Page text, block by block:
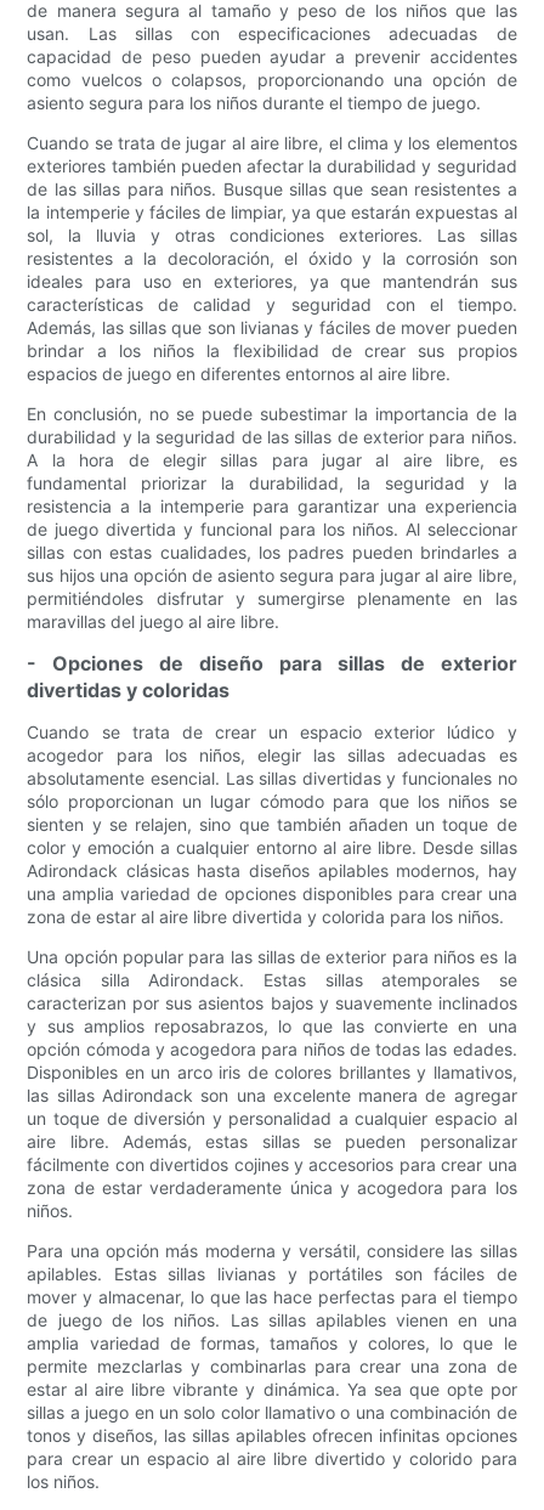
de manera segura al tamaño y peso de los niños que las
usan. Las sillas con especificaciones adecuadas de
capacidad de peso pueden ayudar a prevenir accidentes
como vuelcos o colapsos, proporcionando una opción de
asiento segura para los niños durante el tiempo de juego.
Cuando se trata de jugar al aire libre, el clima y los elementos
exteriores también pueden afectar la durabilidad y seguridad
de las sillas para niños. Busque sillas que sean resistentes a
la intemperie y fáciles de limpiar, ya que estarán expuestas al
sol, la lluvia y otras condiciones exteriores. Las sillas
resistentes a la decoloración, el óxido y la corrosión son
ideales para uso en exteriores, ya que mantendrán sus
características de calidad y seguridad con el tiempo.
Además, las sillas que son livianas y fáciles de mover pueden
brindar a los niños la flexibilidad de crear sus propios
espacios de juego en diferentes entornos al aire libre.
En conclusión, no se puede subestimar la importancia de la
durabilidad y la seguridad de las sillas de exterior para niños.
A la hora de elegir sillas para jugar al aire libre, es
fundamental priorizar la durabilidad, la seguridad y la
resistencia a la intemperie para garantizar una experiencia
de juego divertida y funcional para los niños. Al seleccionar
sillas con estas cualidades, los padres pueden brindarles a
sus hijos una opción de asiento segura para jugar al aire libre,
permitiéndoles disfrutar y sumergirse plenamente en las
maravillas del juego al aire libre.
- Opciones de diseño para sillas de exterior
divertidas y coloridas
Cuando se trata de crear un espacio exterior lúdico y
acogedor para los niños, elegir las sillas adecuadas es
absolutamente esencial. Las sillas divertidas y funcionales no
sólo proporcionan un lugar cómodo para que los niños se
sienten y se relajen, sino que también añaden un toque de
color y emoción a cualquier entorno al aire libre. Desde sillas
Adirondack clásicas hasta diseños apilables modernos, hay
una amplia variedad de opciones disponibles para crear una
zona de estar al aire libre divertida y colorida para los niños.
Una opción popular para las sillas de exterior para niños es la
clásica silla Adirondack. Estas sillas atemporales se
caracterizan por sus asientos bajos y suavemente inclinados
y sus amplios reposabrazos, lo que las convierte en una
opción cómoda y acogedora para niños de todas las edades.
Disponibles en un arco iris de colores brillantes y llamativos,
las sillas Adirondack son una excelente manera de agregar
un toque de diversión y personalidad a cualquier espacio al
aire libre. Además, estas sillas se pueden personalizar
fácilmente con divertidos cojines y accesorios para crear una
zona de estar verdaderamente única y acogedora para los
niños.
Para una opción más moderna y versátil, considere las sillas
apilables. Estas sillas livianas y portátiles son fáciles de
mover y almacenar, lo que las hace perfectas para el tiempo
de juego de los niños. Las sillas apilables vienen en una
amplia variedad de formas, tamaños y colores, lo que le
permite mezclarlas y combinarlas para crear una zona de
estar al aire libre vibrante y dinámica. Ya sea que opte por
sillas a juego en un solo color llamativo o una combinación de
tonos y diseños, las sillas apilables ofrecen infinitas opciones
para crear un espacio al aire libre divertido y colorido para
los niños.